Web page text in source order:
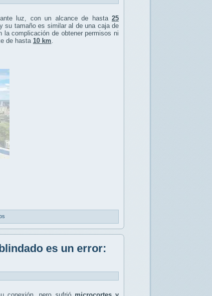
luz, con un alcance de hasta25
su tamaño es similar al de una caja de
complicación de obtener permisos ni
de hasta 10 km
es un error: